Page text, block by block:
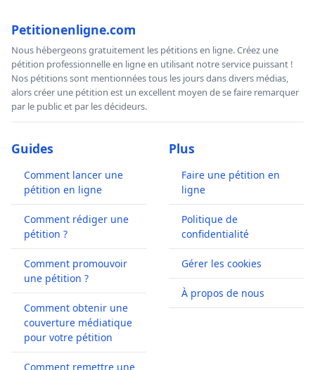
Petitionenligne.com
Nous hébergeons gratuitement les pétitions en ligne. Créez une
pétition professionnelle en ligne en utilisant notre service puissant !
Nos pétitions sont mentionnées tous les jours dans divers médias,
alors créer une pétition est un excellent moyen de se faire remarquer
par le public et par les décideurs.
Guides
Comment lancer une
pétition en ligne
Comment rédiger une
pétition ?
Comment promouvoir
une pétition ?
Comment obtenir une
couverture médiatique
pour votre pétition
Comment remettre une
Plus
Faire une pétition en
ligne
Politique de
confidentialité
Gérer les cookies
À propos de nous